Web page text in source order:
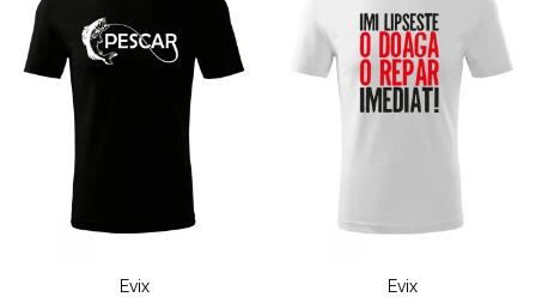
Evix
Evix